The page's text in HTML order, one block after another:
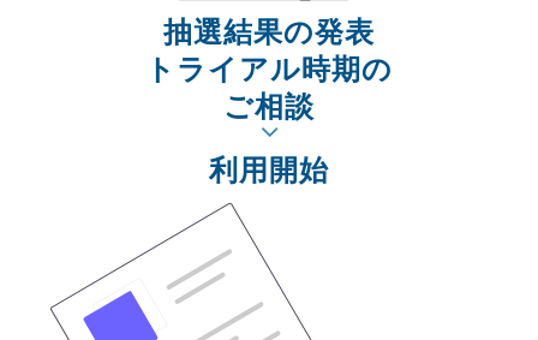
抽選結果の発表
トライアル時期の
ご相談
利用開始